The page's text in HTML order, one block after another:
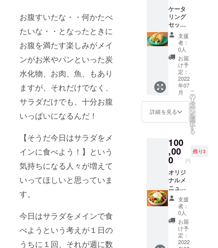
お腹すいたな・・何かたべ
たいな・・となったときに
お腹を満たす楽しみがメイ
ンがお米やパンといった炭
水化物、お肉、魚、もあり
ますが、それだけでなく、
サラダだけでも、十分お腹
いっぱいになるんだ！
【そうだ今日はサラダをメ
インに食べよう！】という
気持ちになる人々が増えて
いってほしいと思っていま
す。
今日はサラダをメインで食
べようという考えが１日の
うちに１回、それが週に数
バー デ
ザイ
ン：石
目(画像
をご確
認くだ
さい) 原
産国：
日本
白 原産
国：日
本 ス
プーン
と
フォー
クに関
して 商
品サイ
ズ：約
20cm
素材：
ステン
ラー：
シル
ン：石
目(画像
をご確
さい) 原
産国：
日本
で使用
できる
チケッ
ト5枚
※チ
ケット
は1枚
1200円
までご
利用頂
けま
す。
ドリン
クや
もご利
用可能
です。
全ての
メ
ニュー
でご利
用可能
です。
有効期
限：
2022年
が似合
う高級
なお皿
をお届
けさせ
ていた
だきま
す。 ＆
geeの刻
印が
入った
特別な
スプー
ンと
せてい
ただき
ます。
野菜の
お届け
に関し
て「原
材料及
び添加
物等の
食品表
示はお
届け商
品のラ
パー
ティー
や社内
ミー
ティン
グなど
にご活
用くだ
さい。
ケータ
リング
セット
20食分
（通常
0円） ※
上記は
各商品
の平均
から計
算して
おりま
す。 お
好きな
サラダ
ボウル
orサラ
ダラッ
プとド
ケータ
リング
セット
（お好
きなサ
ラダボ
ウルor
サラダ
ラップ
＋ドリ
ンク）
まとめ
てお届
けする
分お得
にご利
だけま
す。
ホーム
パー
ティー
や社内
ミー
ティン
グなど
にご活
用くだ
さい。
ケータ
リング
支援
者：
0人
お届
け予
定：
2022
年07
月
詳細を見る
こ
の
リ
タ
ー
ン
を
選
択
す
る
100
,00
0 円
残り3
オリジ
ナルメ
ニュー
開発
&1ヶ月
間の店
舗での
ニュー
支援
者：
0人
お届
け予
定：
2022